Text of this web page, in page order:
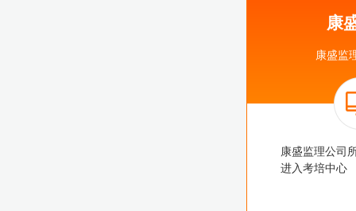
康
康盛监
康盛监理公司
进入考培中心